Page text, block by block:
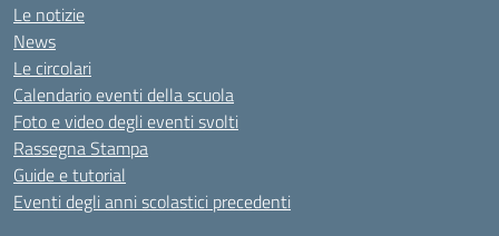
Le notizie
News
Le circolari
Calendario eventi della scuola
Foto e video degli eventi svolti
Rassegna Stampa
Guide e tutorial
Eventi degli anni scolastici precedenti